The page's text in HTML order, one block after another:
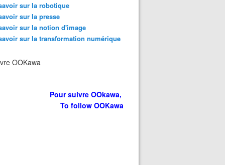
sur la robotique
sur la presse
sur la notion d'image
sur la transformation numérique
OOKawa
Pour suivre OOkawa,
To follow OOKawa